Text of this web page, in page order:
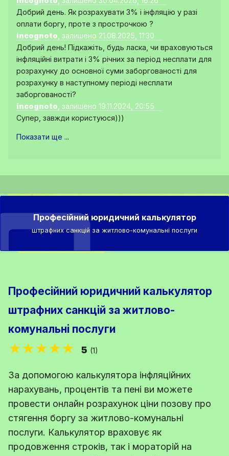
Добрий день. Як розрахувати 3% і інфляцію у разі
оплати боргу, проте з прострочкою ?
incognoto , залишено 21.08.2025, 11:30
Добрий день! Підкажіть, будь ласка, чи враховуються
інфляційні витрати і 3% річних за період несплати для
розрахунку до основної суми заборгованості для
розрахунку в наступному періоді несплати
заборгованості?
incognoto , залишено 19.11.2024, 20:55
Супер, завжди користуюся)))
Показати ще ...
Професійний юридичний калькулятор
штрафних санкцій за житлово-комунальні послуги
Професійний юридичний калькулятор
штрафних санкцій за житлово-
комунальні послуги
★★★★★ 5 (1)
За допомогою калькулятора інфляційних
нарахувань, процентів та пені ви можете
провести онлайн розрахунок ціни позову про
стягення боргу за житлово-комунальні
послуги. Калькулятор враховує як
продовження строків, так і мораторій на